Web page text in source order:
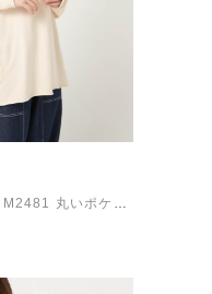
【9月上旬納期】M2481 丸いポケットのBIGトレーナー